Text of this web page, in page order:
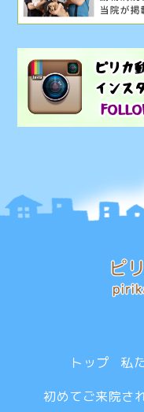
トップ 私
初めてご来院さ